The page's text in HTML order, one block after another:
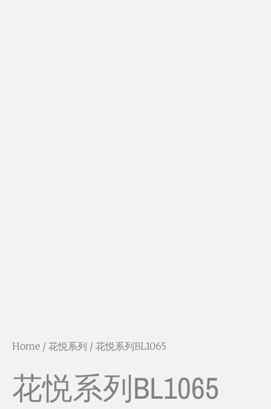
Home / 花悦系列 / 花悦系列BL1065
花悦系列BL1065